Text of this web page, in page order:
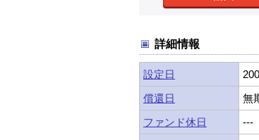
詳細情報
設定日
償還日
無
ファンド休日
---